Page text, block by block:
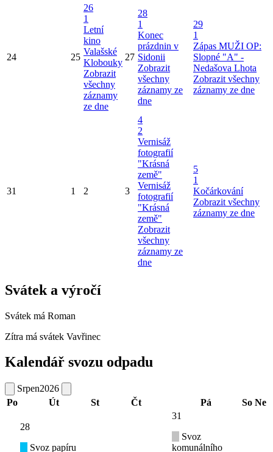
24 25
26
1
Letní
kino
Valašské
Klobouky
Zobrazit
všechny
záznamy
ze dne
27
28
1
Konec
prázdnin v
Sidonii
Zobrazit
všechny
záznamy ze
dne
29
1
Zápas MUŽI OP:
Slopné "A" -
Nedašova Lhota
Zobrazit všechny
záznamy ze dne
31 1 2 3
4
2
Vernisáž
fotografií
"Krásná
země"
Vernisáž
fotografií
"Krásná
země"
Zobrazit
všechny
záznamy ze
dne
5
1
Kočárkování
Zobrazit všechny
záznamy ze dne
Svátek a výročí
Svátek má Roman
Zítra má svátek Vavřinec
Kalendář svozu odpadu
Srpen2026
Po
Út St Čt Pá So Ne
28
Svoz papíru
31
Svoz
komunálního